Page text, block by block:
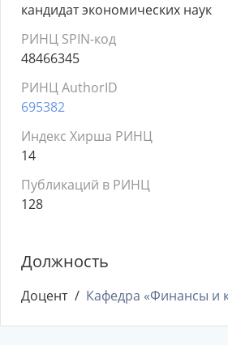
кандидат экономических наук
РИНЦ SPIN-код
48466345
РИНЦ AuthorID
695382
Индекс Хирша РИНЦ
14
Публикаций в РИНЦ
128
Должность
Доцент Кафедра «Финансы и